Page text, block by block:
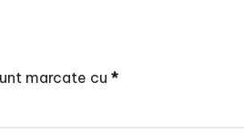
marcate cu *